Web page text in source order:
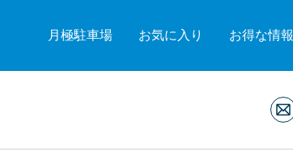
月極駐車場 お気に入り お得な情報